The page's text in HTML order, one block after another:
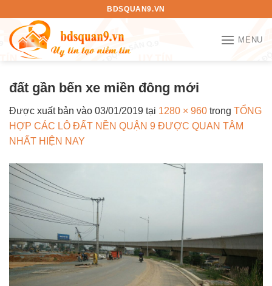
nội
dung
BDSQUAN9.VN
MENU
đất gần bến xe miền đông mới
Được xuất bản vào 03/01/2019 tại 1280 × 960 trong TỔNG
HỢP CÁC LÔ ĐẤT NỀN QUẬN 9 ĐƯỢC QUAN TÂM
NHẤT HIỆN NAY